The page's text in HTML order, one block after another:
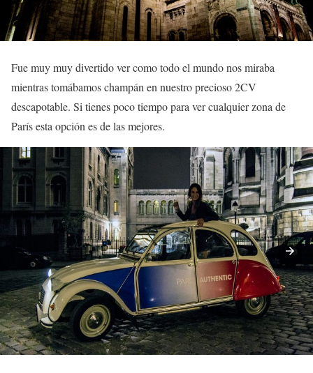
Fue muy muy divertido ver como todo el mundo nos miraba
mientras tomábamos champán en nuestro precioso 2CV
descapotable. Si tienes poco tiempo para ver cualquier zona de
París esta opción es de las mejores.